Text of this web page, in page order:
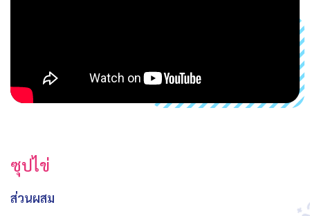
ซุปไข่
ส่วนผสม